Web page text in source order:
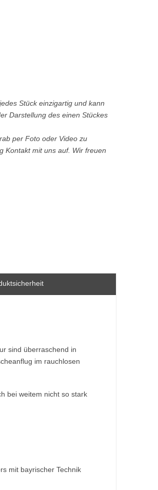
Stück einzigartig und kann
Darstellung des einen Stückes
per Foto oder Video zu
Kontakt mit uns auf. Wir freuen
sind überraschend in
im rauchlosen
bei weitem nicht so stark
mit bayrischer Technik